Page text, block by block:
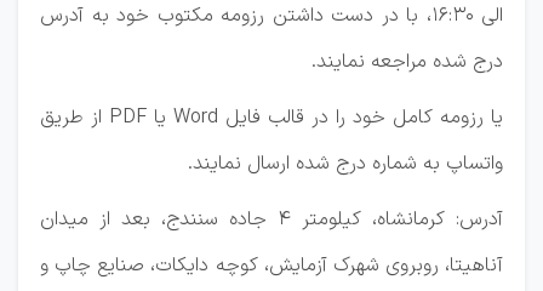
الی 16:30، با در دست داشتن رزومه مکتوب خود به آدرس
درج شده مراجعه نمایند.
یا رزومه کامل خود را در قالب فایل Word یا PDF از طریق
واتساپ به شماره درج شده ارسال نمایند.
آدرس: کرمانشاه، کیلومتر 4 جاده سنندج، بعد از میدان
آناهیتا، روبروی شهرک آزمایش، کوچه دایکات، صنایع چاپ و